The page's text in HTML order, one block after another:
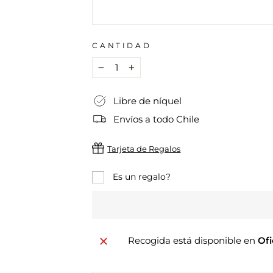
CANTIDAD
− +
Libre de níquel
Envíos a todo Chile
Tarjeta de Regalos
Es un regalo?
Recogida está disponible en